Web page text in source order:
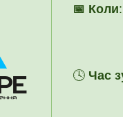
📅 Коли
🕓 Час